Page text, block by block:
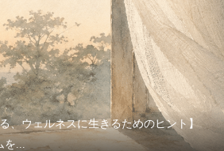
、ウェルネスに生きるためのヒント】
...